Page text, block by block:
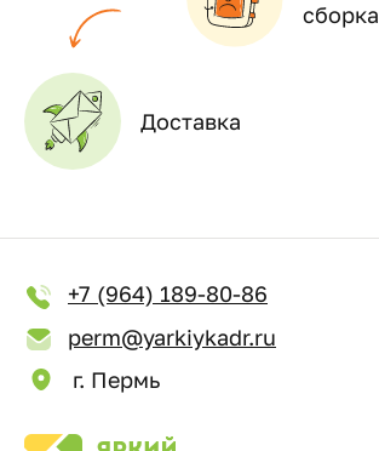
сборка
Доставка
+7 (964) 189-80-86
perm@yarkiykadr.ru
г. Пермь